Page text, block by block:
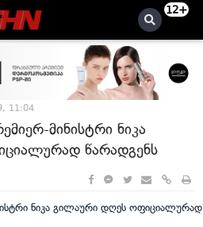
12+
11:04
მინისტრი ნიკა
წარადგენს